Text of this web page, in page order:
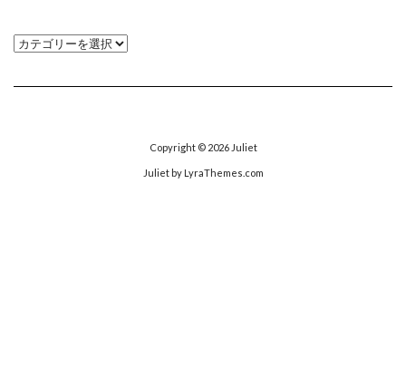
カ
ゴ
Copyright © 2026 Juliet
Julietby LyraThemes.com